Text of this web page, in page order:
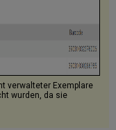
verwalteter Exemplare
wurden, da sie